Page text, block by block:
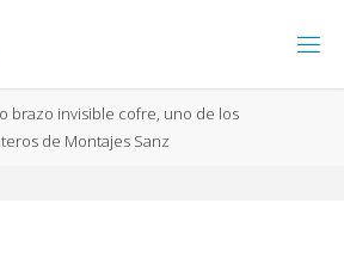
brazo invisible cofre, uno de los
de Montajes Sanz